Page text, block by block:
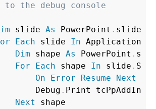
to the debug console
slide As PowerPoint . slide
Each slide In Application
Dim shape As PowerPoint .
For
Each shape In slide .
On
Error Resume Next
Debug
. Print tcPpAddIn
Next shape